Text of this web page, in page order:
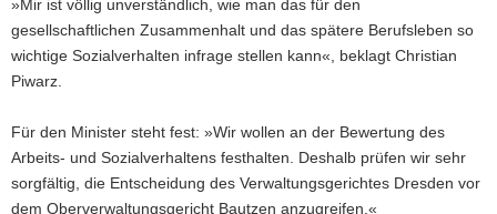
»Mir ist völlig unverständlich, wie man das für den
gesellschaftlichen Zusammenhalt und das spätere Berufsleben so
wichtige Sozialverhalten infrage stellen kann«, beklagt Christian
Piwarz.
Für den Minister steht fest: »Wir wollen an der Bewertung des
Arbeits- und Sozialverhaltens festhalten. Deshalb prüfen wir sehr
sorgfältig, die Entscheidung des Verwaltungsgerichtes Dresden vor
dem Oberverwaltungsgericht Bautzen anzugreifen.«